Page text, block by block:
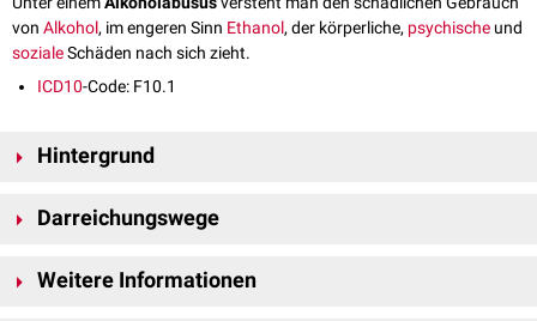
von Alkohol, im engeren Sinn Ethanol, der körperliche, psychische und
sozialeSchäden nach sich zieht.
ICD10-Code: F10.1
Hintergrund
Darreichungswege
Darüber hinaus ist auch dierektale(
Weitere Informationen